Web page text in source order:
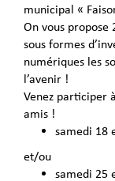
municipal «
On vous
sous formes
numériques les
l’avenir !
Venez participer
amis !
samedi 18
et/ou
samedi 25